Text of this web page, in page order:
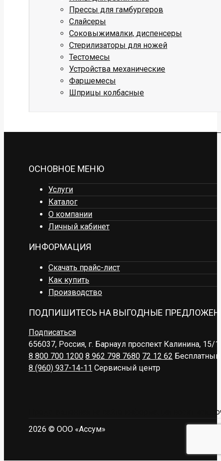
Прессы для гамбургеров
Слайсеры
Соковыжималки, диспенсеры
Стерилизаторы для ножей
Тестомесы
Устройства механические
Фаршемесы
Шприцы колбасные
ОСНОВНОЕ МЕНЮ
Услуги
Каталог
О компании
Личный кабинет
ИНФОРМАЦИЯ
Скачать прайс-лист
Как купить
Производство
ПОДПИШИТЕСЬ НА ВЫГОДНЫЕ
Подписаться
656037, Россия, г. Барнаул проспект Калинина, 15/1
8 800 700 1200 8 962 798 7680 72 12 62
8 (960) 937-14-11 Сервисный центр
Представленная на сайте информация носит
2026 © ООО «Ассум»